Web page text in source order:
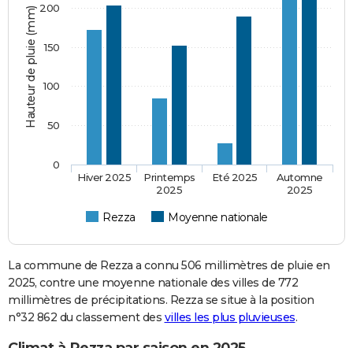
Hauteur de pluie (mm)
Rezza Moyenne nationale
Hiver 2025
Printemps
2025
Eté 2025
Automne
2025
0
50
100
150
200
La commune de Rezza a connu 506 millimètres de pluie en
2025, contre une moyenne nationale des villes de 772
millimètres de précipitations. Rezza se situe à la position
n°32 862 du classement des villes les plus pluvieuses.